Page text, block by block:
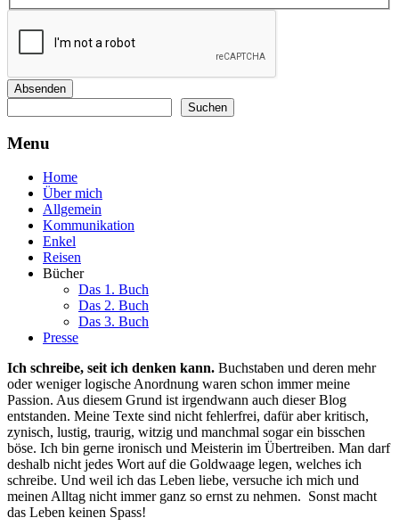
Absenden
Suchen
Menu
Home
Über mich
Allgemein
Kommunikation
Enkel
Reisen
Bücher
Das 1. Buch
Das 2. Buch
Das 3. Buch
Presse
Ich schreibe, seit ich denken kann. Buchstaben und deren mehr
oder weniger logische Anordnung waren schon immer meine
Passion. Aus diesem Grund ist irgendwann auch dieser Blog
entstanden. Meine Texte sind nicht fehlerfrei, dafür aber kritisch,
zynisch, lustig, traurig, witzig und manchmal sogar ein bisschen
böse. Ich bin gerne ironisch und Meisterin im Übertreiben. Man darf
deshalb nicht jedes Wort auf die Goldwaage legen, welches ich
schreibe. Und weil ich das Leben liebe, versuche ich mich und
meinen Alltag nicht immer ganz so ernst zu nehmen. Sonst macht
das Leben keinen Spass!